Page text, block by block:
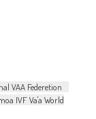
VAA Federetion
IVF Va'a World